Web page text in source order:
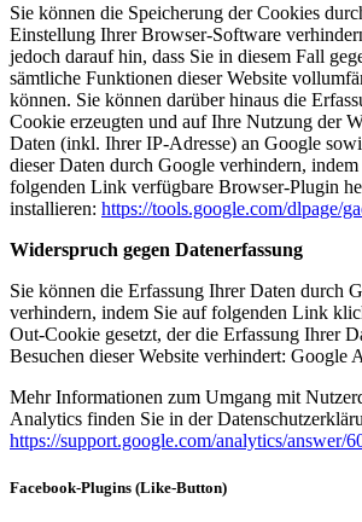
Sie können die Speicherung der Cookies
Einstellung Ihrer Browser-Software
jedoch darauf hin, dass Sie in diesem Fall
sämtliche Funktionen dieser Website
können. Sie können darüber hinaus die
Cookie erzeugten und auf Ihre Nutzung der
Daten (inkl. Ihrer IP-Adresse) an Google
dieser Daten durch Google verhindern, indem
folgenden Link verfügbare Browser-Plugin
installieren: https://tools.google.com/dlpage/
Widerspruch gegen Datenerfassung
Sie können die Erfassung Ihrer Daten durch
verhindern, indem Sie auf folgenden Link
Out-Cookie gesetzt, der die Erfassung Ihrer
Besuchen dieser Website verhindert: Google
Mehr Informationen zum Umgang mit
Analytics finden Sie in der
https://support.google.com/analytics/answer/
Facebook-Plugins (Like-Button)